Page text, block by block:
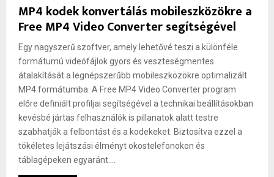
MP4 kodek konvertálás mobileszközökre a
Free MP4 Video Converter segítségével
Egy nagyszerű szoftver, amely lehetővé teszi a különféle
formátumú videófájlok gyors és veszteségmentes
átalakítását a legnépszerűbb mobileszközökre optimalizált
MP4 formátumba. A Free MP4 Video Converter program
előre definiált profiljai segítségével a technikai beállításokban
kevésbé jártas felhasználók is pillanatok alatt testre
szabhatják a felbontást és a kodekeket. Biztosítva ezzel a
tökéletes lejátszási élményt okostelefonokon és
táblagépeken egyaránt....